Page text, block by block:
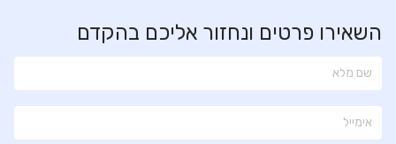
השאירו פרטים ונחזור אליכם בהקדם